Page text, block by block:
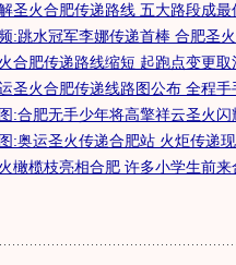
圣火合肥传递路线 五大路段成最
:跳水冠军李娜传递首棒 合肥圣
合肥传递路线缩短 起跑点变更取
圣火合肥传递线路图公布 全程手
:合肥无手少年将高擎祥云圣火闪
:奥运圣火传递合肥站 火炬传递
橄榄枝亮相合肥 许多小学生前来